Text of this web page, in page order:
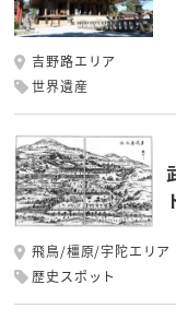
吉野路エリア
世界遺産
飛鳥/橿原/宇陀エリア
歴史スポット